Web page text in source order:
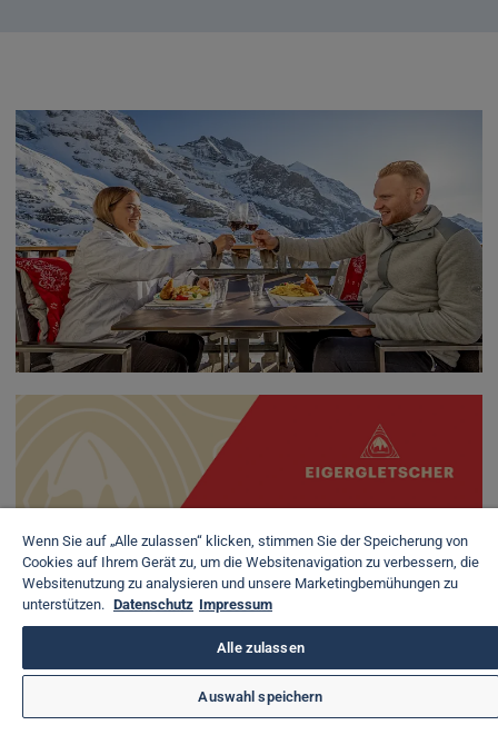
Wenn Sie auf „Alle zulassen“ klicken, stimmen Sie der Speicherung von
Cookies auf Ihrem Gerät zu, um die Websitenavigation zu verbessern, die
Websitenutzung zu analysieren und unsere Marketingbemühungen zu
unterstützen. Datenschutz Impressum
Alle zulassen
Auswahl speichern